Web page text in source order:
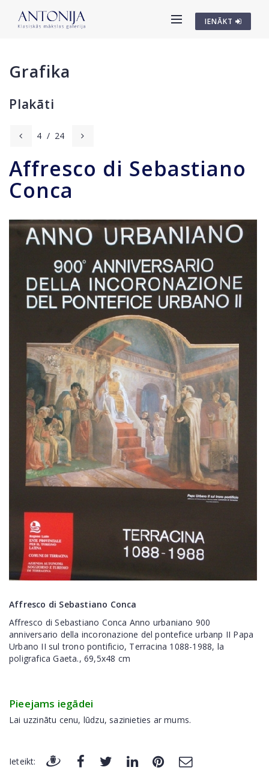
IENĀKT
Grafika
Plakāti
4 / 24
Affresco di Sebastiano
Conca
Affresco di Sebastiano Conca
Affresco di Sebastiano Conca Anno urbaniano 900
anniversario della incoronazione del pontefice urbanp II Papa
Urbano II sul trono pontificio, Terracina 1088-1988, la
poligrafica Gaeta., 69,5x48 cm
Pieejams iegādei
Lai uzzinātu cenu, lūdzu, sazinieties ar mums.
Ieteikt: